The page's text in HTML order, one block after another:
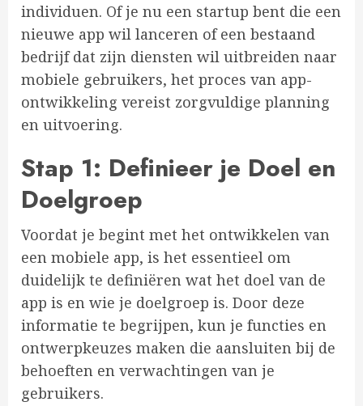
individuen. Of je nu een startup bent die een
nieuwe app wil lanceren of een bestaand
bedrijf dat zijn diensten wil uitbreiden naar
mobiele gebruikers, het proces van app-
ontwikkeling vereist zorgvuldige planning
en uitvoering.
Stap 1: Definieer je Doel en
Doelgroep
Voordat je begint met het ontwikkelen van
een mobiele app, is het essentieel om
duidelijk te definiëren wat het doel van de
app is en wie je doelgroep is. Door deze
informatie te begrijpen, kun je functies en
ontwerpkeuzes maken die aansluiten bij de
behoeften en verwachtingen van je
gebruikers.